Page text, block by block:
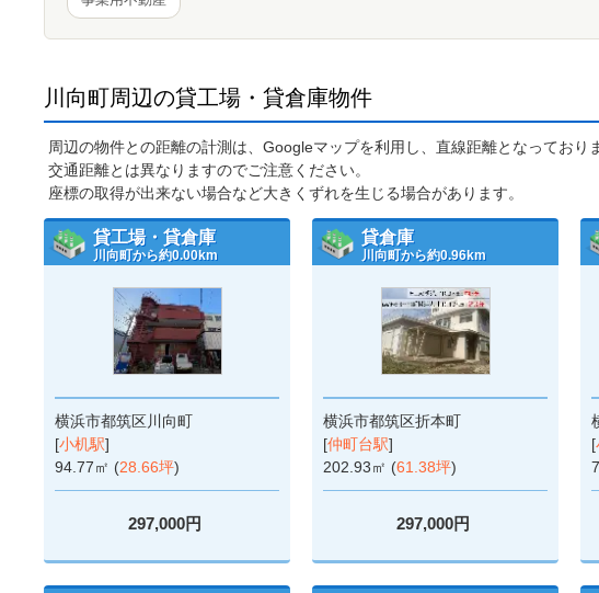
川向町周辺の貸工場・貸倉庫物件
周辺の物件との距離の計測は、Googleマップを利用し、直線距離となっており
交通距離とは異なりますのでご注意ください。
座標の取得が出来ない場合など大きくずれを生じる場合があります。
貸工場・貸倉庫
川向町から約0.00km
横浜市都筑区川向町
[小机駅]
94.77㎡ (28.66坪)
297,000円
貸倉庫
川向町から約0.96km
横浜市都筑区折本町
[仲町台駅]
202.93㎡ (61.38坪)
297,000円
[